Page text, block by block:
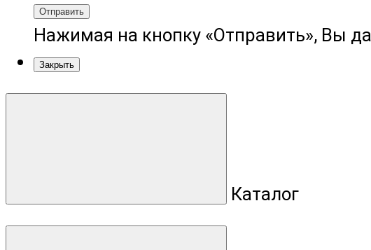
Отправить
Нажимая на кнопку «Отправить», Вы
Закрыть
Каталог